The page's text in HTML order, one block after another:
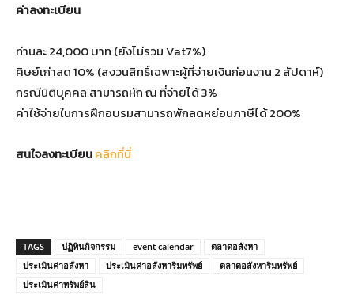
ค่าลงทะเบียน
ท่านละ 24,000 บาท (ยังไม่รวม Vat7%)
ศิษย์เก่าลด 10% (สงวนสิทธิ์เฉพาะผู้ที่จ่ายเงินก่อนงาน 2 สัปดาห์)
กรณีนิติบุคคล สามารถหัก ณ ที่จ่ายได้ 3%
ค่าใช้จ่ายในการฝึกอบรมสามารถพักลดหย่อนภาษีได้ 200%
สนใจลงทะเบียนคลิกที่นี่
TAGS ปฏิทินกิจกรรม event calendar
ตลาดอสังหา
ประเมินค่าอสังหา
ประเมินค่าอสังหาริมทรัพย์
ตลาดอสังหาริมทรัพย์
ประเมินค่าทรัพย์สิน